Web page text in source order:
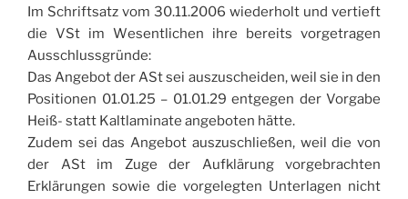
Im Schriftsatz vom 30.11.2006 wiederholt und vertieft
die VSt im Wesentlichen ihre bereits vorgetragen
Ausschlussgründe:
Das Angebot der ASt sei auszuscheiden, weil sie in den
Positionen 01.01.25 – 01.01.29 entgegen der Vorgabe
Heiß- statt Kaltlaminate angeboten hätte.
Zudem sei das Angebot auszuschließen, weil die von
der ASt im Zuge der Aufklärung vorgebrachten
Erklärungen sowie die vorgelegten Unterlagen nicht